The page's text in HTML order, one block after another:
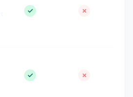
✓ ✗
✓ ✗